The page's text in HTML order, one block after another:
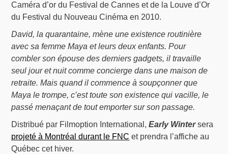
Caméra d’or du Festival de Cannes et de la Louve d’Or
du Festival du Nouveau Cinéma en 2010.
David, la quarantaine, mène une existence routinière
avec sa femme Maya et leurs deux enfants. Pour
combler son épouse des derniers gadgets, il travaille
seul jour et nuit comme concierge dans une maison de
retraite. Mais quand il commence à soupçonner que
Maya le trompe, c’est toute son existence qui vacille, le
passé menaçant de tout emporter sur son passage.
Distribué par Filmoption International,Early Wintersera
projeté à Montréal durant le FNC et prendra l’affiche au
Québec cet hiver.